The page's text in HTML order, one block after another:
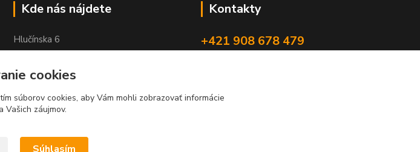
Kde nás nájdete
Hlučínska 6
Kontakty
+421 908 678 479
cookies
súborov cookies, aby Vám mohli zobrazovať informácie
Vašich záujmov.
Súhlasím